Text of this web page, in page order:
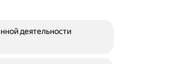
деятельности